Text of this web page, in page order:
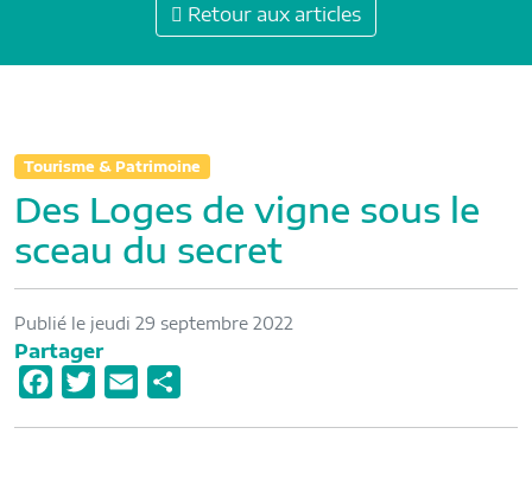
Retour aux articles
Tourisme & Patrimoine
Des Loges de vigne sous le
sceau du secret
Publié le jeudi 29 septembre 2022
Partager